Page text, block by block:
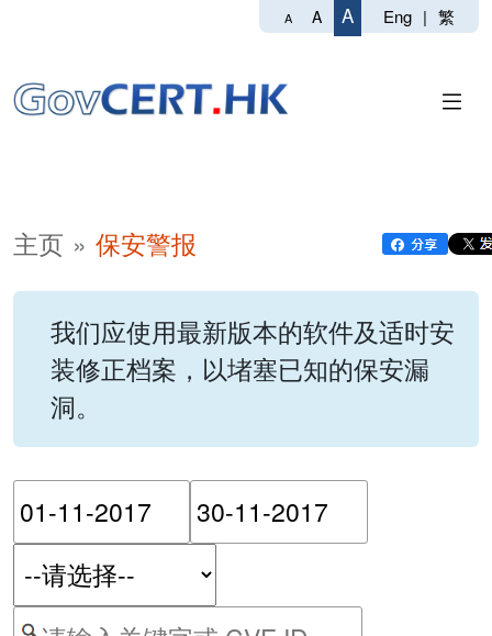
A A A Eng | 繁
主页 保安警报
我们应使用最新版本的软件及适时安
装修正档案，以堵塞已知的保安漏
洞。
请输入搜索日期范围的开
按关键字或 CVE ID 搜寻保安警报